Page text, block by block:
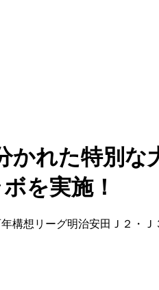
かれた特別
を実施！
構想リーグ明治安田Ｊ２・